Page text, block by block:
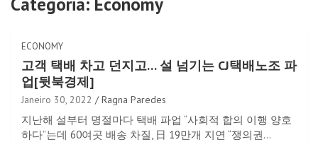
ECONOMY
고객 택배 차고 던지고… 설 넘기는 CJ택배노조 파
업[뒷북경제]
Janeiro 30, 2022 Ragna Paredes
지난해 설부터 명절마다 택배 파업 “사회적 합의 이행 양호
하다”는데 60여곳 배송 차질, 日 19만개 지연 “쟁의권…